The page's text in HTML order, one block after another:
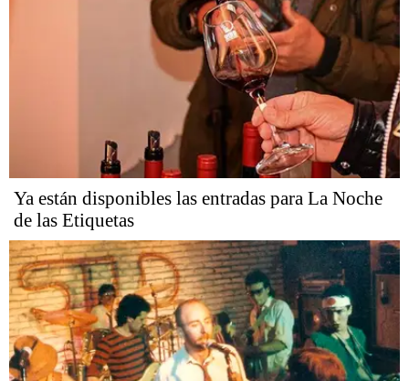
Ya están disponibles las entradas para La Noche
de las Etiquetas